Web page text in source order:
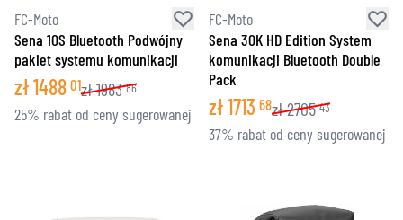
FC-Moto
Sena 10S Bluetooth Podwójny
pakiet systemu komunikacji
zł1488 01zł1983 86
25% rabat od ceny sugerowanej
FC-Moto
Sena 30K HD Edition System
komunikacji Bluetooth Double
Pack
zł1713 68zł2705 43
37% rabat od ceny sugerowanej